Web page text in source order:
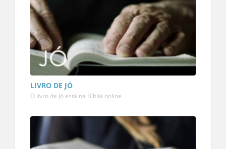
LIVRO DE JÓ
O livro de Jó está na Bíblia online